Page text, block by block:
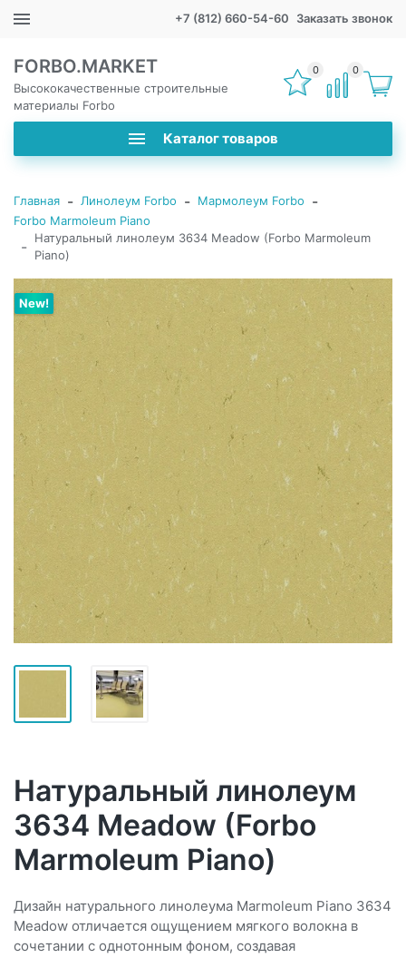
+7 (812) 660-54-60 Заказать звонок
FORBO.MARKET
Высококачественные строительные
материалы Forbo
Каталог товаров
0 0
Главная - Линолеум Forbo - Мармолеум Forbo -
Forbo Marmoleum Piano
-
Натуральный линолеум 3634 Meadow (Forbo Marmoleum
Piano)
New!
Натуральный линолеум
3634 Meadow (Forbo
Marmoleum Piano)
Дизайн натурального линолеума Marmoleum Piano 3634
Meadow отличается ощущением мягкого волокна в
сочетании с однотонным фоном, создавая